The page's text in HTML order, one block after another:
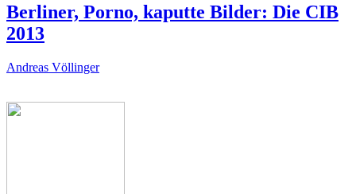
Berliner, Porno, kaputte Bilder: Die CIB
2013
Andreas Völlinger